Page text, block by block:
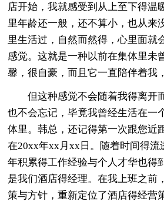
店开始，我就感受到从上至下得温
里年龄还一般，还不算小，也从来
里生活过，自然而然得，心里面就
感觉。这就是一种以前在集体里未
馨，很自豪，而且它一直陪伴着我
但这种感觉不会随着我得离开
也不会忘记，毕竟我曾经生活在一
体里。韩总，还记得第一次跟您近
在20xx年xx月xx日。随着时间得流
年积累得工作经验与个人才华也得
是我们酒店得经理。在我上班之前
策与方针，重新定位了酒店得经营